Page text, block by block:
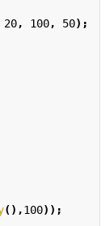
20, 100, 50);
(),100));